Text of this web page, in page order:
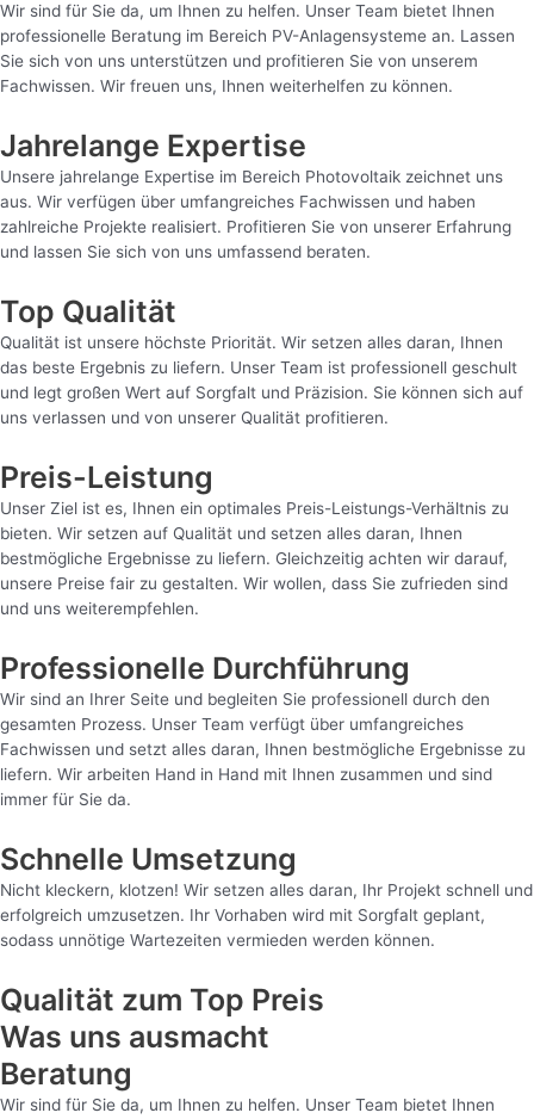
Wir sind für Sie da, um Ihnen zu helfen. Unser Team bietet Ihnen
professionelle Beratung im Bereich PV-Anlagensysteme an. Lassen
Sie sich von uns unterstützen und profitieren Sie von unserem
Fachwissen. Wir freuen uns, Ihnen weiterhelfen zu können.
Jahrelange Expertise
Unsere jahrelange Expertise im Bereich Photovoltaik zeichnet uns
aus. Wir verfügen über umfangreiches Fachwissen und haben
zahlreiche Projekte realisiert. Profitieren Sie von unserer Erfahrung
und lassen Sie sich von uns umfassend beraten.
Top Qualität
Qualität ist unsere höchste Priorität. Wir setzen alles daran, Ihnen
das beste Ergebnis zu liefern. Unser Team ist professionell geschult
und legt großen Wert auf Sorgfalt und Präzision. Sie können sich auf
uns verlassen und von unserer Qualität profitieren.
Preis-Leistung
Unser Ziel ist es, Ihnen ein optimales Preis-Leistungs-Verhältnis zu
bieten. Wir setzen auf Qualität und setzen alles daran, Ihnen
bestmögliche Ergebnisse zu liefern. Gleichzeitig achten wir darauf,
unsere Preise fair zu gestalten. Wir wollen, dass Sie zufrieden sind
und uns weiterempfehlen.
Professionelle Durchführung
Wir sind an Ihrer Seite und begleiten Sie professionell durch den
gesamten Prozess. Unser Team verfügt über umfangreiches
Fachwissen und setzt alles daran, Ihnen bestmögliche Ergebnisse zu
liefern. Wir arbeiten Hand in Hand mit Ihnen zusammen und sind
immer für Sie da.
Schnelle Umsetzung
Nicht kleckern, klotzen! Wir setzen alles daran, Ihr Projekt schnell und
erfolgreich umzusetzen. Ihr Vorhaben wird mit Sorgfalt geplant,
sodass unnötige Wartezeiten vermieden werden können.
Qualität zum Top Preis
Was uns ausmacht
Beratung
Wir sind für Sie da, um Ihnen zu helfen. Unser Team bietet Ihnen